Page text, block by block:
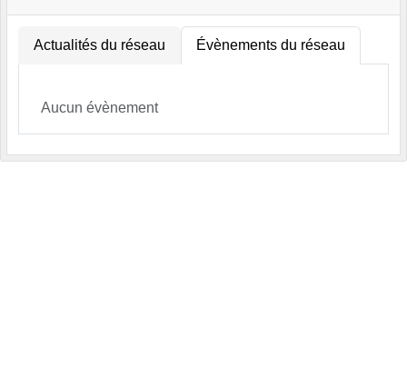
Actualités du réseau Évènements du réseau
Aucun évènement